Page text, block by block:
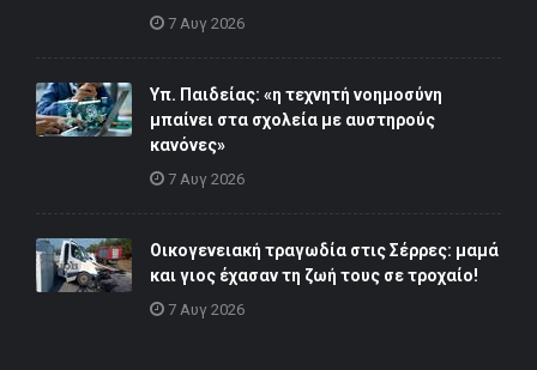
7 Αυγ 2026
Υπ. Παιδείας: «η τεχνητή νοημοσύνη
μπαίνει στα σχολεία με αυστηρούς
κανόνες»
7 Αυγ 2026
Οικογενειακή τραγωδία στις Σέρρες: μαμά
και γιος έχασαν τη ζωή τους σε τροχαίο!
7 Αυγ 2026